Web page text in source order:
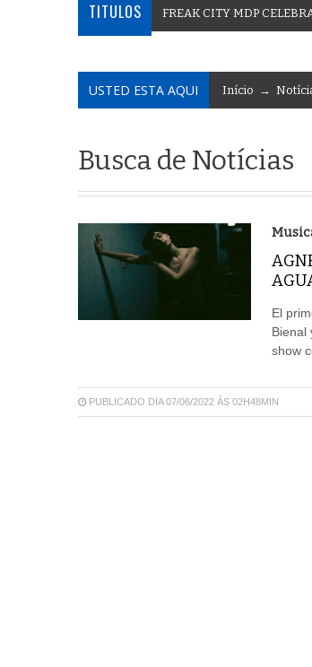
TITULOS FREAK CITY MDP CELEBR
USTED ESTA AQUI Início →
Busca de Notícias
El
Bienal
show
PUBLICADO DIA 07/06/2022 ÀS 02H48MIN